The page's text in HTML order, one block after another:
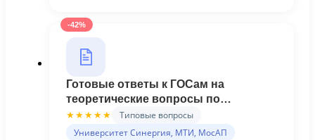
-42%
Готовые ответы к ГОСам на
теоретические вопросы по
Гражданскому праву (Синергия)
★★★★★
Типовые вопросы
Университет Синергия, МТИ, МосАП